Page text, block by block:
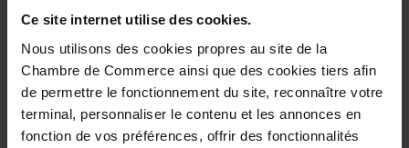
Ce site internet utilise des cookies.
Nous utilisons des cookies propres au site de la
Chambre de Commerce ainsi que des cookies tiers afin
de permettre le fonctionnement du site, reconnaître votre
terminal, personnaliser le contenu et les annonces en
fonction de vos préférences, offrir des fonctionnalités
entreprises
D'autres IA disponibles et utiles pour votre business